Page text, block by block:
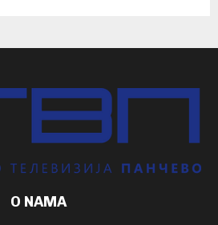
O NAMA